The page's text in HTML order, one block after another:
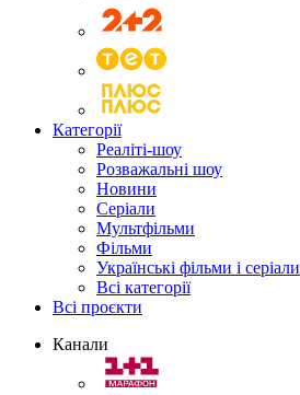
Категорії
Реаліті-шоу
Розважальні шоу
Новини
Серіали
Мультфільми
Фільми
Українські фільми і серіали
Всі категорії
Всі проєкти
Канали